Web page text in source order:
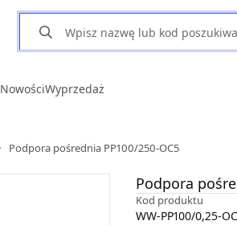
NowościWyprzedaż
Podpora pośrednia PP100/250-OC5
Podpora
Kod produktu
WW-PP100/0,25-